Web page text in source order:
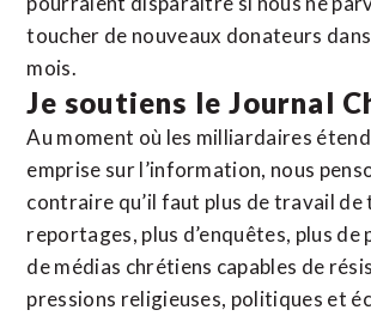
toucher de nouveaux donateurs
mois.
Je soutiens le Journal
Au moment où les milliardaires
emprise sur l’information, nous
contraire qu’il faut plus de travail de
reportages, plus d’enquêtes, plus de
de médias chrétiens capables de
pressions religieuses, politiques et